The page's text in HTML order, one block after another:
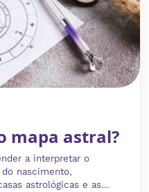
mapa astral?
a interpretar o
nascimento,
astrológicas e as...